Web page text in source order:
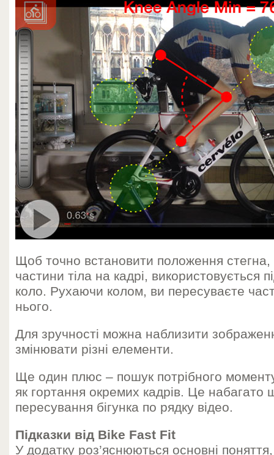
Щоб точно встановити положення стегна,
частини тіла на кадрі, використовується
коло. Рухаючи колом, ви пересуваєте
нього.
Для зручності можна наблизити
змінювати різні елементи.
Ще один плюс – пошук потрібного
як гортання окремих кадрів. Це набагато
пересування бігунка по рядку відео.
Підказки від Bike Fast Fit
У додатку роз’яснюються основні поняття,